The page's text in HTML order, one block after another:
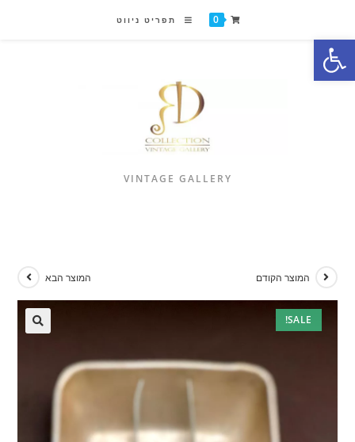
פתח סרגל נגישות
0 תפריט ניווט
VINTAGE GALLERY
SALE!
המוצר הקודם המוצר הבא